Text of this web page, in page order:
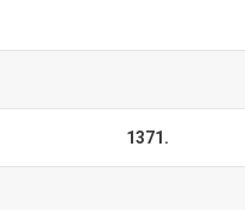
1371.